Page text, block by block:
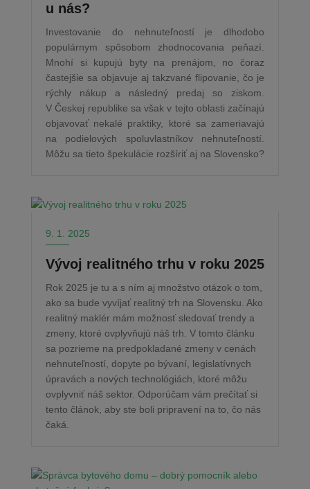
u nás?
Investovanie do nehnuteľností je dlhodobo
populárnym spôsobom zhodnocovania peňazí.
Mnohí si kupujú byty na prenájom, no čoraz
častejšie sa objavuje aj takzvané flipovanie, čo je
rýchly nákup a následný predaj so ziskom.
V Českej republike sa však v tejto oblasti začínajú
objavovať nekalé praktiky, ktoré sa zameriavajú
na podielových spoluvlastníkov nehnuteľností.
Môžu sa tieto špekulácie rozšíriť aj na Slovensko?
9. 1. 2025
Vývoj realitného trhu v roku 2025
Rok 2025 je tu a s ním aj množstvo otázok o tom,
ako sa bude vyvíjať realitný trh na Slovensku. Ako
realitný maklér mám možnosť sledovať trendy a
zmeny, ktoré ovplyvňujú náš trh. V tomto článku
sa pozrieme na predpokladané zmeny v cenách
nehnuteľností, dopyte po bývaní, legislatívnych
úpravách a nových technológiách, ktoré môžu
ovplyvniť náš sektor. Odporúčam vám prečítať si
tento článok, aby ste boli pripravení na to, čo nás
čaká.